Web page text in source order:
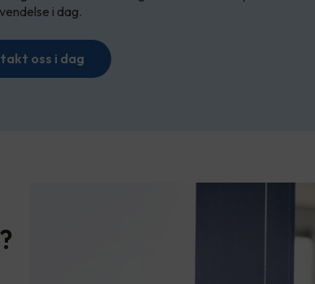
i dag.
oss i dag